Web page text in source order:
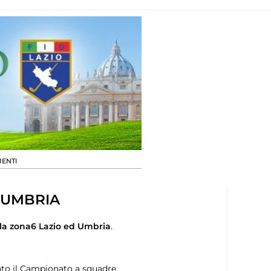
zona6 Lazio ed Umbria.
il Campionato a squadre.